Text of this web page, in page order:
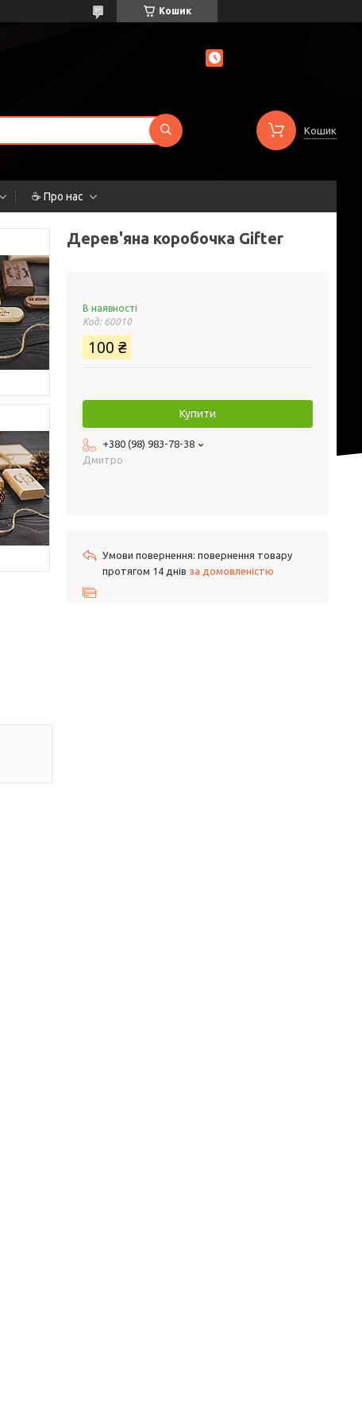
Кошик
Кошик
☕ Про нас
Дерев'яна коробочка Gifter
В наявності
Код: 60010
100 ₴
Купити
+380 (98) 983-78-38
Дмитро
повернення товару
протягом 14 днів за домовленістю